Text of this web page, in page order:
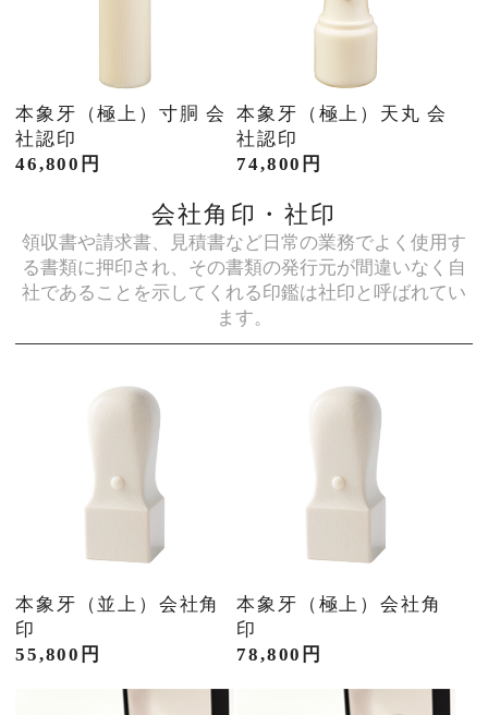
本象牙（極上）寸胴 会
社認印
46,800円
本象牙（極上）天丸 会
社認印
74,800円
会社角印・社印
領収書や請求書、見積書など日常の業務でよく使用す
る書類に押印され、その書類の発行元が間違いなく自
社であることを示してくれる印鑑は社印と呼ばれてい
ます。
本象牙（並上）会社角
印
55,800円
本象牙（極上）会社角
印
78,800円